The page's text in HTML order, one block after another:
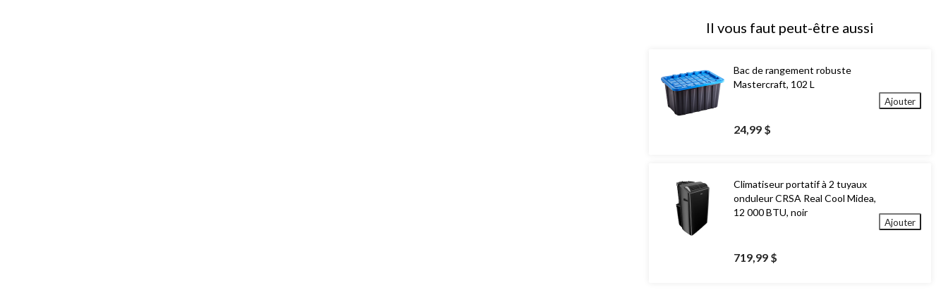
Il vous faut peut-être aussi
Bac de rangement robuste
Mastercraft, 102 L
24,99 $
Ajouter
Climatiseur portatif à 2 tuyaux
onduleur CRSA Real Cool Midea,
12 000 BTU, noir
719,99 $
Ajouter